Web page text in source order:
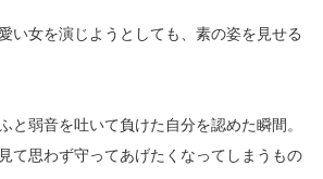
い女を演じようとしても、素の姿を見せる
と弱音を吐いて負けた自分を認めた瞬間。
て思わず守ってあげたくなってしまうもの